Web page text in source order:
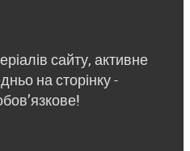
сайту, активне
на сторінку -